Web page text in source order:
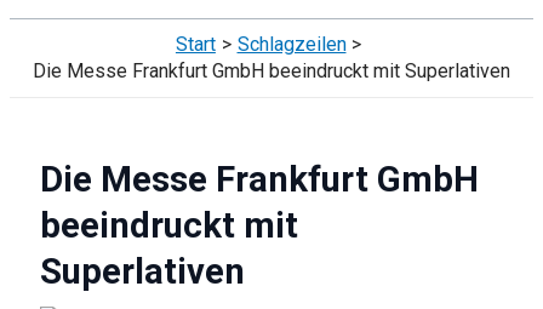
Start
Schlagzeilen
Die Messe Frankfurt GmbH beeindruckt mit Superlativen
Die Messe Frankfurt GmbH
beeindruckt mit
Superlativen